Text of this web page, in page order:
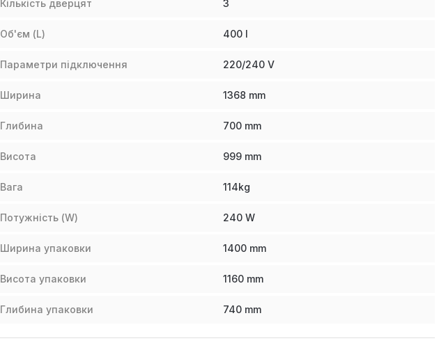
Кількість дверцят 3
Об'єм (L) 400 l
Параметри підключення 220/240 V
Ширина 1368 mm
Глибина 700 mm
Висота 999 mm
Вага 114kg
Потужність (W) 240 W
Ширина упаковки 1400 mm
Висота упаковки 1160 mm
Глибина упаковки 740 mm